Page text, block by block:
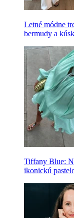
Letné módne
bermudy a
Tiffany Blue:
ikonickú